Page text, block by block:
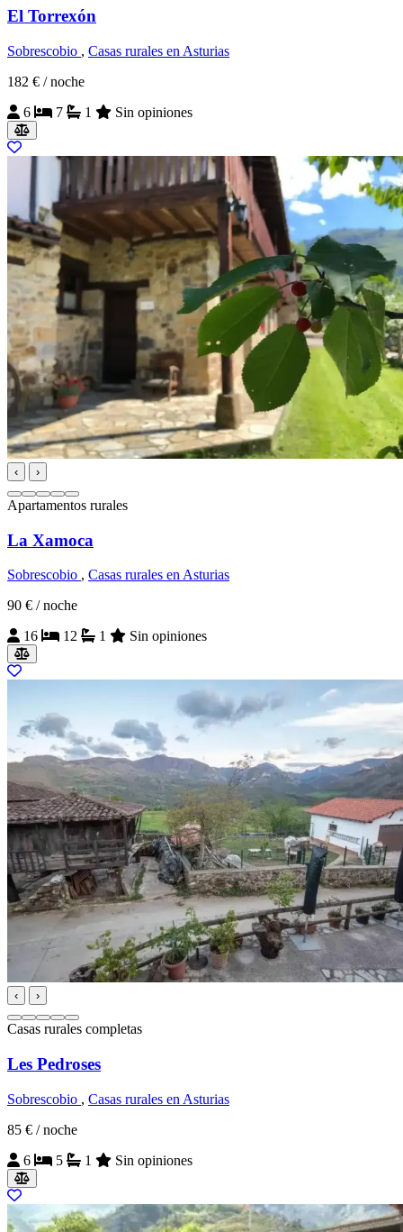
El Torrexón
Sobrescobio , Casas rurales en Asturias
182 € / noche
6
7 1 Sin opiniones
‹ ›
Apartamentos rurales
La Xamoca
Sobrescobio , Casas rurales en Asturias
90 € / noche
16
12 1 Sin opiniones
‹ ›
Casas rurales completas
Les Pedroses
Sobrescobio , Casas rurales en Asturias
85 € / noche
6
5 1 Sin opiniones